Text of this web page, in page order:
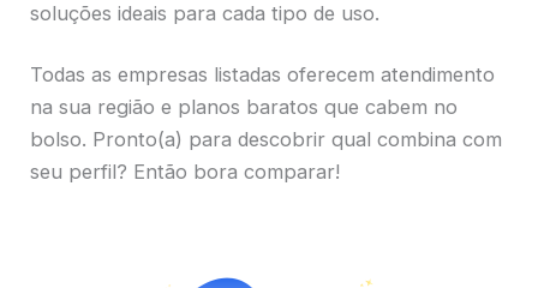
soluções ideais para cada tipo de uso.
Todas as empresas listadas oferecem atendimento
na sua região e planos baratos que cabem no
bolso. Pronto(a) para descobrir qual combina com
seu perfil? Então bora comparar!